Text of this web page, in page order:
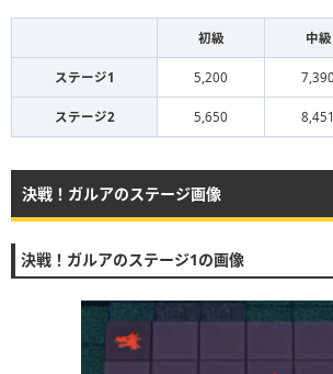
初級 中級
ステージ1 5,200 7,390
ステージ2 5,650 8,451
決戦！ガルアのステージ画像
決戦！ガルアのステージ1の画像